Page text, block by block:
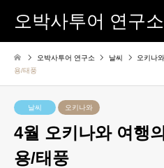
오박사투어 연구소
오박사투어 연구소 날씨 오키나와
용/태풍
날씨 오키나와
4월 오키나와 여행
용/태풍